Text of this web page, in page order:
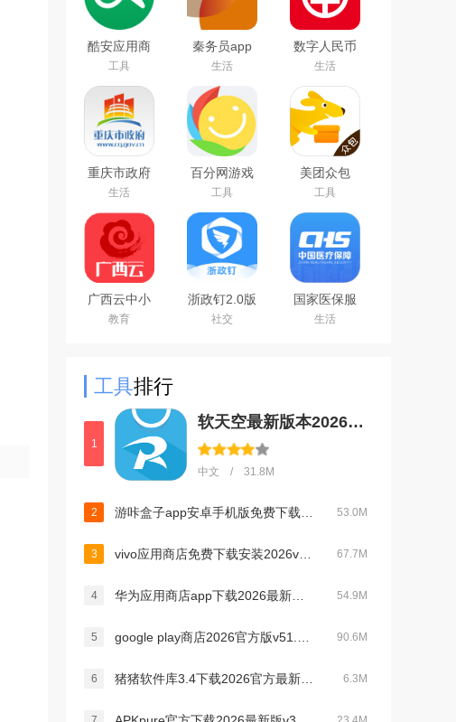
酷安应用商
店app下载
2026最新版
工具
秦务员app
下载2026最
新版
生活
数字人民币
试点版官方
app安卓版
生活
重庆市政府
渝快办app
官方版
生活
百分网游戏
盒子下载
2026新版
工具
美团众包
工具
广西云中小
学空中课堂
app
教育
浙政钉2.0版
下载官方安
卓版
社交
国家医保服
务平台app
官方安卓版
生活
工具排行
1
软天空最新版本2026下载v8.7.3 安卓版
中文 / 31.8M
2 53.0M
3 67.7M
4 54.9M
5 90.6M
6 6.3M